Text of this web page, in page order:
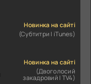
Новинка на сайті
(Субтитри | iTunes)
Новинка на сайті
(Двоголосий
закадровий | TV4)